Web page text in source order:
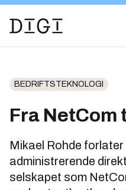
BEDRIFTSTEKNOLOGI
Fra NetCom
Mikael Rohde
administrerende
selskapet som